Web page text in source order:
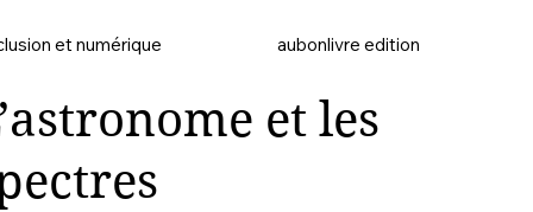
et numérique aubonlivre edition
et les